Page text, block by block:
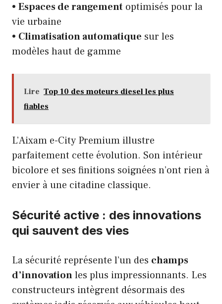
• Espaces de rangement optimisés pour la
vie urbaine
• Climatisation automatique sur les
modèles haut de gamme
Lire Top 10 des moteurs diesel les plus
fiables
L’Aixam e-City Premium illustre
parfaitement cette évolution. Son intérieur
bicolore et ses finitions soignées n’ont rien à
envier à une citadine classique.
Sécurité active : des innovations
qui sauvent des vies
La sécurité représente l’un des champs
d’innovationles plus impressionnants. Les
constructeurs intègrent désormais des